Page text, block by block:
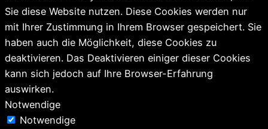
Sie diese Website nutzen. Diese Cookies werden nur
mit Ihrer Zustimmung in Ihrem Browser gespeichert. Sie
haben auch die Möglichkeit, diese Cookies zu
deaktivieren. Das Deaktivieren einiger dieser Cookies
kann sich jedoch auf Ihre Browser-Erfahrung
auswirken.
Notwendige
Notwendige